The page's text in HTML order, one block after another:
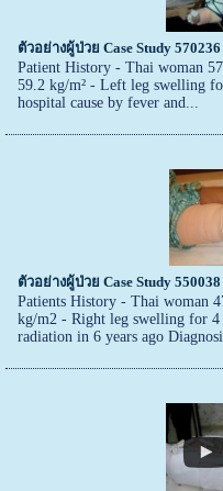
ตัวอย่างผู้ป่วย Case Study
Patient History - Thai woman
59.2 kg/m² - Left leg swelling
hospital cause by fever and...
ตัวอย่างผู้ป่วย Case Study 550038
Patients History - Thai woman
kg/m2 - Right leg swelling for 4
radiation in 6 years ago